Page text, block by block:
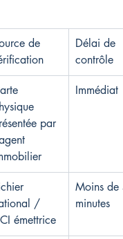
de
Délai de
contrôle
par
Immédiat
/
émettrice
Moins de
minutes